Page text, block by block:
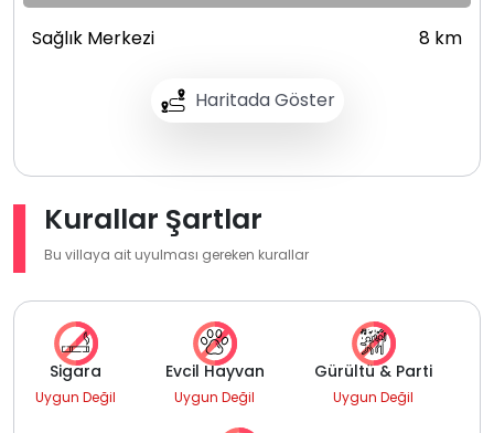
Haritada Göster
Sağlık Merkezi 8 km
Kurallar Şartlar
Bu villaya ait uyulması gereken kurallar
Sigara
Uygun Değil
Evcil Hayvan
Uygun Değil
Gürültü & Parti
Uygun Değil